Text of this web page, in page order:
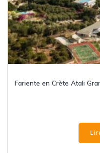
Fariente en Crète Atali